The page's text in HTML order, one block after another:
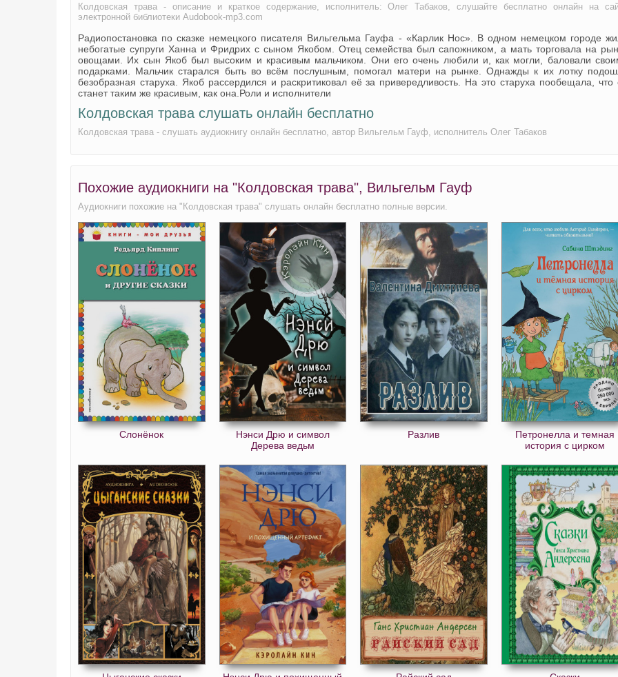
Колдовская трава - описание и краткое содержание, исполнитель: Олег Табаков, слушайте бесплатно онлайн на
электронной библиотеки Audobook-mp3.com
Радиопостановка по сказке немецкого писателя Вильгельма Гауфа - «Карлик Нос». В одном немецком городе
небогатые супруги Ханна и Фридрих с сыном Якобом. Отец семейства был сапожником, а мать торговала на
овощами. Их сын Якоб был высоким и красивым мальчиком. Они его очень любили и, как могли, баловали
подарками. Мальчик старался быть во всём послушным, помогал матери на рынке. Однажды к их лотку
безобразная старуха. Якоб рассердился и раскритиковал её за привередливость. На это старуха пообещала, что
станет таким же красивым, как она.Роли и исполнители
Колдовская трава слушать онлайн бесплатно
Колдовская трава - слушать аудиокнигу онлайн бесплатно, автор Вильгельм Гауф, исполнитель Олег Табаков
Похожие аудиокниги на "Колдовская трава", Вильгельм Гауф
Аудиокниги похожие на "Колдовская трава" слушать онлайн бесплатно полные версии.
Слонёнок
Нэнси Дрю и символ
Дерева ведьм
Разлив
Петронелла и темная
история с цирком